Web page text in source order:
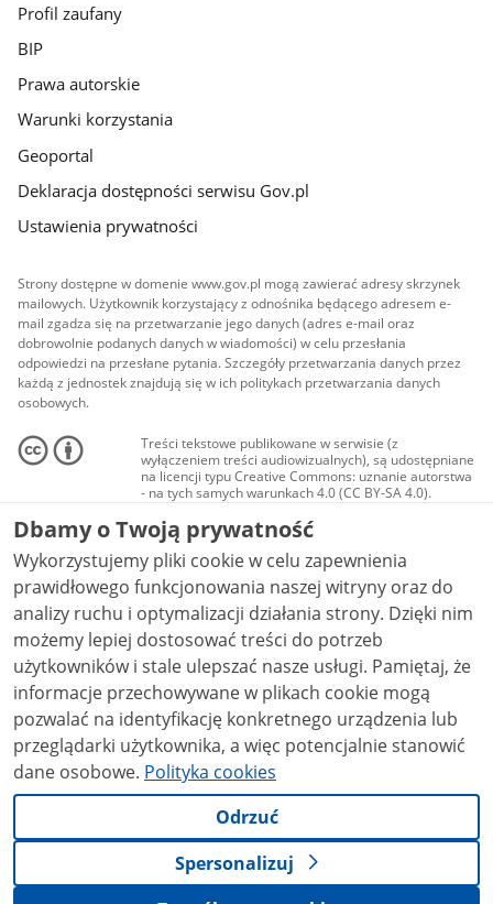
Profil zaufany
BIP
Prawa autorskie
Warunki korzystania
Geoportal
Deklaracja dostępności serwisu Gov.pl
Ustawienia prywatności
Strony dostępne w domenie www.gov.pl mogą zawierać adresy skrzynek
mailowych. Użytkownik korzystający z odnośnika będącego adresem e-
mail zgadza się na przetwarzanie jego danych (adres e-mail oraz
dobrowolnie podanych danych w wiadomości) w celu przesłania
odpowiedzi na przesłane pytania. Szczegóły przetwarzania danych przez
każdą z jednostek znajdują się w ich politykach przetwarzania danych
osobowych.
Treści tekstowe publikowane w serwisie (z
wyłączeniem treści audiowizualnych), są udostępniane
na licencji typu Creative Commons: uznanie autorstwa
- na tych samych warunkach 4.0 (CC BY-SA 4.0).
Materiały audiowizualne, w tym zdjęcia, materiały
audio i wideo, są udostępniane na licencji typu
Creative Commons: uznanie autorstwa użycie
niekomercyjne - bez utworów zależnych 4.0 (CC BY-
NC-ND 4.0), o ile nie jest to stwierdzone inaczej.
Dbamy o Twoją prywatność
Wykorzystujemy pliki cookie w celu zapewnienia
prawidłowego funkcjonowania naszej witryny oraz do
analizy ruchu i optymalizacji działania strony. Dzięki nim
możemy lepiej dostosować treści do potrzeb
użytkowników i stale ulepszać nasze usługi. Pamiętaj, że
informacje przechowywane w plikach cookie mogą
pozwalać na identyfikację konkretnego urządzenia lub
przeglądarki użytkownika, a więc potencjalnie stanowić
dane osobowe. Polityka cookies
Odrzuć
Spersonalizuj